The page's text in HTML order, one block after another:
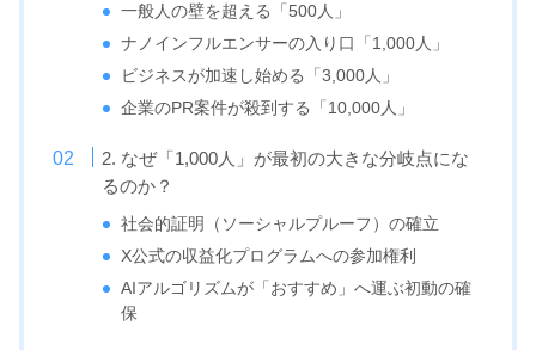
一般人の壁を超える「500人」
ナノインフルエンサーの入り口「1,000人」
ビジネスが加速し始める「3,000人」
企業のPR案件が殺到する「10,000人」
2. なぜ「1,000人」が最初の大きな分岐点にな
るのか？
社会的証明（ソーシャルプルーフ）の確立
X公式の収益化プログラムへの参加権利
AIアルゴリズムが「おすすめ」へ運ぶ初動の確
保